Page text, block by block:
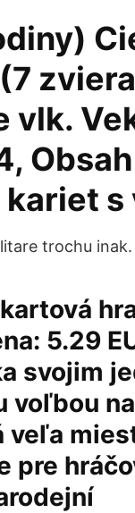
vlk.
s
trochu
5.29
svojim
voľbou
veľa
pre